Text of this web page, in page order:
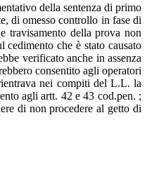
della sentenza di primo
di omesso controllo in fase di
travisamento della prova non
che è stato causato
verificato anche in assenza
consentito agli operatori
nei compiti del L.L. la
agli artt. 42 e 43 cod.pen. ;
di non procedere al getto di